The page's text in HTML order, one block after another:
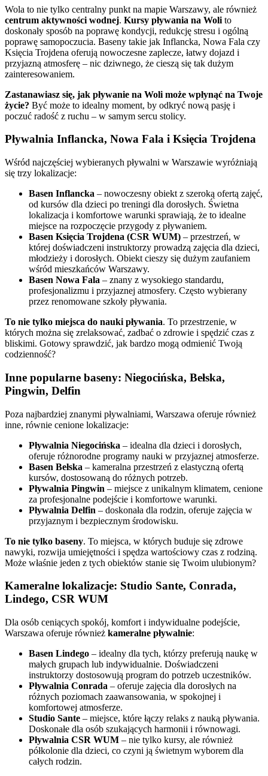
Wola to nie tylko centralny punkt na mapie Warszawy, ale również
centrum aktywności wodnej. Kursy pływania na Woli to
doskonały sposób na poprawę kondycji, redukcję stresu i ogólną
poprawę samopoczucia. Baseny takie jak Inflancka, Nowa Fala czy
Księcia Trojdena oferują nowoczesne zaplecze, łatwy dojazd i
przyjazną atmosferę – nic dziwnego, że cieszą się tak dużym
zainteresowaniem.
Zastanawiasz się, jak pływanie na Woli może wpłynąć na Twoje
życie? Być może to idealny moment, by odkryć nową pasję i
poczuć radość z ruchu – w samym sercu stolicy.
Pływalnia Inflancka, Nowa Fala i Księcia Trojdena
Wśród najczęściej wybieranych pływalni w Warszawie wyróżniają
się trzy lokalizacje:
Basen Inflancka – nowoczesny obiekt z szeroką ofertą zajęć,
od kursów dla dzieci po treningi dla dorosłych. Świetna
lokalizacja i komfortowe warunki sprawiają, że to idealne
miejsce na rozpoczęcie przygody z pływaniem.
Basen Księcia Trojdena (CSR WUM) – przestrzeń, w
której doświadczeni instruktorzy prowadzą zajęcia dla dzieci,
młodzieży i dorosłych. Obiekt cieszy się dużym zaufaniem
wśród mieszkańców Warszawy.
Basen Nowa Fala – znany z wysokiego standardu,
profesjonalizmu i przyjaznej atmosfery. Często wybierany
przez renomowane szkoły pływania.
To nie tylko miejsca do nauki pływania. To przestrzenie, w
których można się zrelaksować, zadbać o zdrowie i spędzić czas z
bliskimi. Gotowy sprawdzić, jak bardzo mogą odmienić Twoją
codzienność?
Inne popularne baseny: Niegocińska, Bełska,
Pingwin, Delfin
Poza najbardziej znanymi pływalniami, Warszawa oferuje również
inne, równie cenione lokalizacje:
Pływalnia Niegocińska – idealna dla dzieci i dorosłych,
oferuje różnorodne programy nauki w przyjaznej atmosferze.
Basen Bełska – kameralna przestrzeń z elastyczną ofertą
kursów, dostosowaną do różnych potrzeb.
Pływalnia Pingwin – miejsce z unikalnym klimatem, cenione
za profesjonalne podejście i komfortowe warunki.
Pływalnia Delfin – doskonała dla rodzin, oferuje zajęcia w
przyjaznym i bezpiecznym środowisku.
To nie tylko baseny. To miejsca, w których buduje się zdrowe
nawyki, rozwija umiejętności i spędza wartościowy czas z rodziną.
Może właśnie jeden z tych obiektów stanie się Twoim ulubionym?
Kameralne lokalizacje: Studio Sante, Conrada,
Lindego, CSR WUM
Dla osób ceniących spokój, komfort i indywidualne podejście,
Warszawa oferuje również kameralne pływalnie:
Basen Lindego – idealny dla tych, którzy preferują naukę w
małych grupach lub indywidualnie. Doświadczeni
instruktorzy dostosowują program do potrzeb uczestników.
Pływalnia Conrada – oferuje zajęcia dla dorosłych na
różnych poziomach zaawansowania, w spokojnej i
komfortowej atmosferze.
Studio Sante – miejsce, które łączy relaks z nauką pływania.
Doskonałe dla osób szukających harmonii i równowagi.
Pływalnia CSR WUM – nie tylko kursy, ale również
półkolonie dla dzieci, co czyni ją świetnym wyborem dla
całych rodzin.